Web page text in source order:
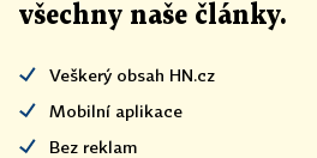
všechny naše články.
Veškerý obsah HN.cz
Mobilní aplikace
Bez reklam